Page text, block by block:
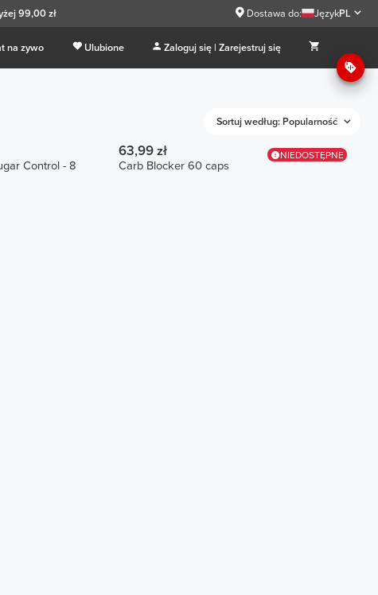
99,00 zł Dostawa do: JęzykPL
na zywo Ulubione Zaloguj się | Zarejestruj się
Sortuj według: Popularność
Control - 8
NIEDOSTĘPNE
63,99 zł
Carb Blocker 60 caps